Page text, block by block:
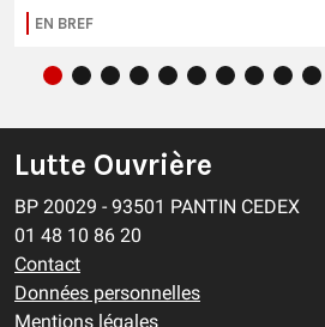
EN BREF
Lutte Ouvrière
BP 20029 - 93501 PANTIN CEDEX
01 48 10 86 20
Contact
Données personnelles
Mentions légales